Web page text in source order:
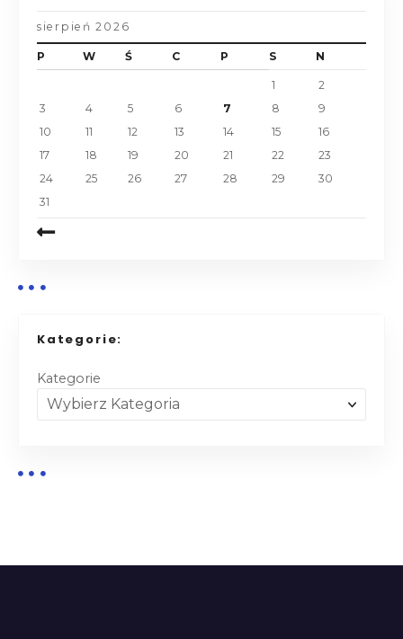
sierpień 2026
P W Ś C P S N
1
2
3
4 5 6 7 8
9
10
11 12 13 14 15
16
17
18 19 20 21 22
23
24
25 26 27 28 29
30
31
Kategorie:
Kategorie